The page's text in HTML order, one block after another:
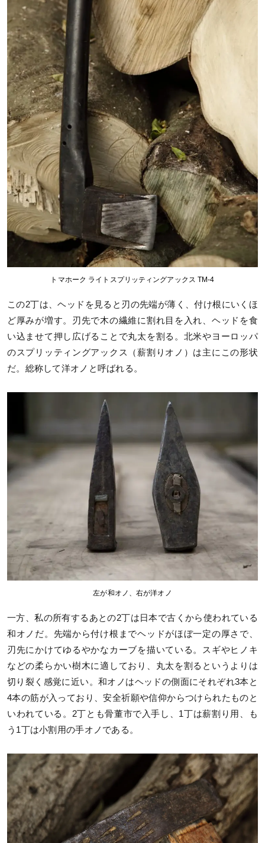
トマホーク ライトスプリッティングアックス TM-4
この2丁は、ヘッドを見ると刃の先端が薄く、付け根にいくほ
ど厚みが増す。刃先で木の繊維に割れ目を入れ、ヘッドを食
い込ませて押し広げることで丸太を割る。北米やヨーロッパ
のスプリッティングアックス（薪割りオノ）は主にこの形状
だ。総称して洋オノと呼ばれる。
左が和オノ、右が洋オノ
一方、私の所有するあとの2丁は日本で古くから使われている
和オノだ。先端から付け根までヘッドがほぼ一定の厚さで、
刃先にかけてゆるやかなカーブを描いている。スギやヒノキ
などの柔らかい樹木に適しており、丸太を割るというよりは
切り裂く感覚に近い。和オノはヘッドの側面にそれぞれ3本と
4本の筋が入っており、安全祈願や信仰からつけられたものと
いわれている。2丁とも骨董市で入手し、1丁は薪割り用、も
う1丁は小割用の手オノである。